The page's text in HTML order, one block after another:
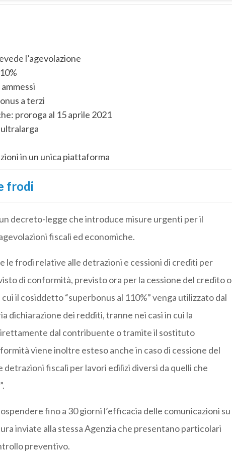
l’agevolazione
a terzi
proroga al 15 aprile 2021
in un unica piattaforma
frodi
decreto-legge che introduce misure urgenti per il
fiscali ed economiche.
le frodi relative alle detrazioni e cessioni di crediti per
di conformità, previsto ora per la cessione del credito o
il cosiddetto “superbonus al 110%” venga utilizzato dal
dichiarazione dei redditi, tranne nei casi in cui la
dal contribuente o tramite il sostituto
viene inoltre esteso anche in caso di cessione del
fiscali per lavori edilizi diversi da quelli che
fino a 30 giorni l’efficacia delle comunicazioni su
inviate alla stessa Agenzia che presentano particolari
preventivo.